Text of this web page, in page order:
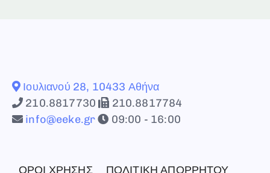
Ιουλιανού 28, 10433 Αθήνα
210.8817730
210.8817784
info@eeke.gr
09:00 - 16:00
ΟΡΟΙ ΧΡΗΣΗΣ ΠΟΛΙΤΙΚΗ ΑΠΟΡΡΗΤΟΥ